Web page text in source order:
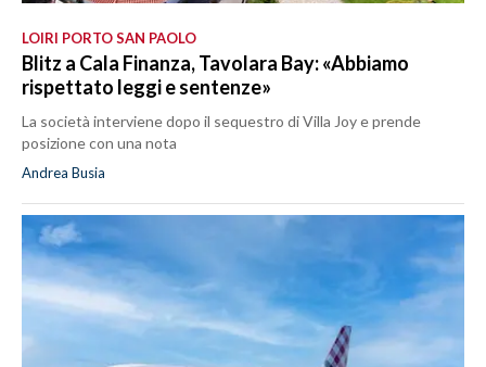
LOIRI PORTO SAN PAOLO
Blitz a Cala Finanza, Tavolara Bay: «Abbiamo
rispettato leggi e sentenze»
La società interviene dopo il sequestro di Villa Joy e prende
posizione con una nota
Andrea Busia